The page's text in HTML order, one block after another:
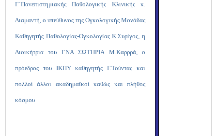
Γ΄Πανεπιστημιακής Παθολογικής Κλινικής κ.
Διαμαντή, ο υπεύθυνος της Ογκολογικής Μονάδας
Καθηγητής Παθολογίας-Ογκολογίας Κ.Συρίγος, η
Διοικήτρια του ΓΝΑ ΣΩΤΗΡΙΑ Μ.Καρρρά, ο
πρόεδρος του ΙΚΠΥ καθηγητής Γ.Τούντας και
πολλοί άλλοι ακαδημαϊκοί καθώς και πλήθος
κόσμου